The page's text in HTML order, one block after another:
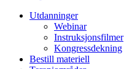
Utdanninger
Webinar
Instruksjonsfilmer
Kongressdekning
Bestill materiell